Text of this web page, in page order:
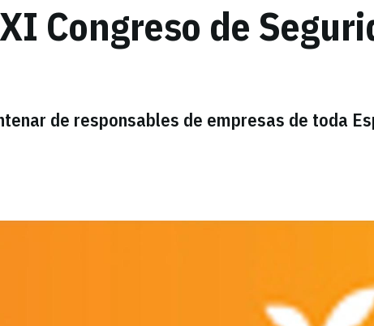
Congreso de
de responsables de empresas de toda